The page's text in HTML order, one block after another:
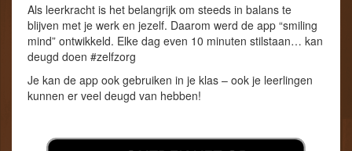
Als leerkracht is het belangrijk om steeds in balans te
blijven met je werk en jezelf. Daarom werd de app “smiling
mind” ontwikkeld. Elke dag even 10 minuten stilstaan… kan
deugd doen #zelfzorg
Je kan de app ook gebruiken in je klas – ook je leerlingen
kunnen er veel deugd van hebben!